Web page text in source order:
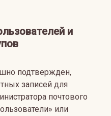
и
подтвержден,
записей для
почтового
или